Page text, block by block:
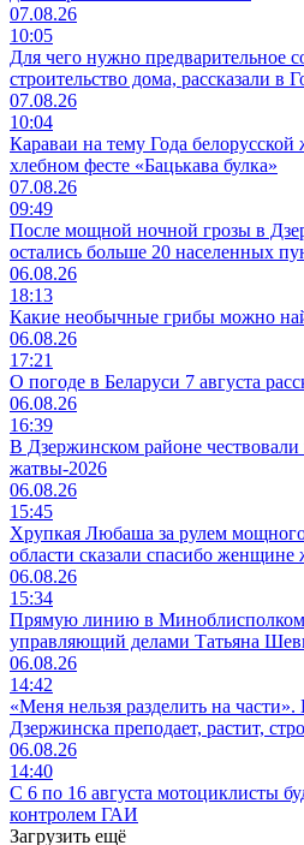
07.08.26
10:05
Для чего нужно предварительное
строительство дома, рассказали в
07.08.26
10:04
Караваи на тему Года
хлебном фесте «Бацькава булка»
07.08.26
09:49
После мощной ночной грозы в
остались больше 20 населенных
06.08.26
18:13
Какие необычные грибы можно
06.08.26
17:21
О погоде в Беларуси 7 августа
06.08.26
16:39
В Дзержинском районе
жатвы-2026
06.08.26
15:45
Хрупкая Любаша за рулем
области сказали спасибо женщине
06.08.26
15:34
Прямую линию в
управляющий делами Татьяна
06.08.26
14:42
«Меня нельзя разделить на
Дзержинска преподает, растит,
06.08.26
14:40
С 6 по 16 августа мотоциклисты
контролем ГАИ
Загрузить ещё